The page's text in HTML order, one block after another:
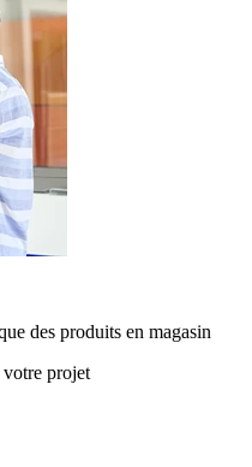
des produits en magasin
projet